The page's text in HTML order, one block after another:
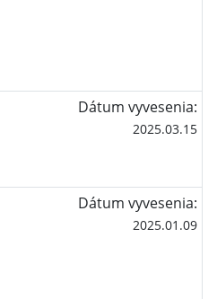
Dátum vyvesenia:
2025.03.15
Dátum vyvesenia:
2025.01.09